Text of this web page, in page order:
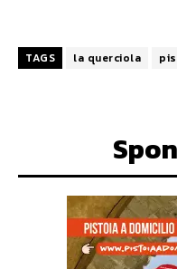
TAGS la querciola